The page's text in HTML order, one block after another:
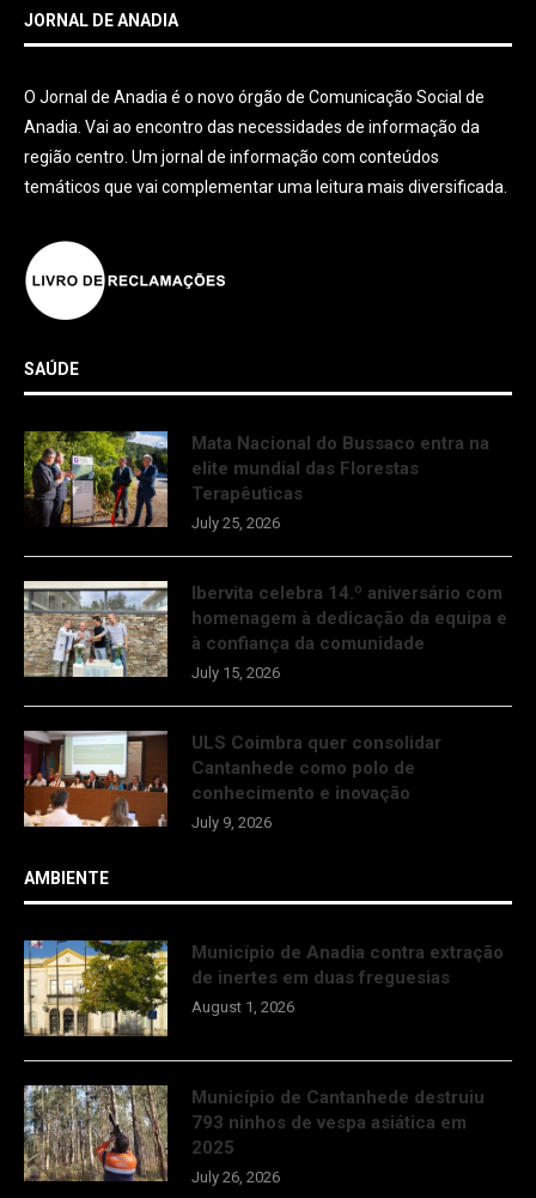
JORNAL DE ANADIA
O Jornal de Anadia é o novo órgão de Comunicação Social de
Anadia. Vai ao encontro das necessidades de informação da
região centro. Um jornal de informação com conteúdos
temáticos que vai complementar uma leitura mais diversificada.
SAÚDE
Mata Nacional do Bussaco entra na
elite mundial das Florestas
Terapêuticas
July 25, 2026
Ibervita celebra 14.º aniversário com
homenagem à dedicação da equipa e
à confiança da comunidade
July 15, 2026
ULS Coimbra quer consolidar
Cantanhede como polo de
conhecimento e inovação
July 9, 2026
AMBIENTE
Município de Anadia contra extração
de inertes em duas freguesias
August 1, 2026
Município de Cantanhede destruiu
793 ninhos de vespa asiática em
2025
July 26, 2026